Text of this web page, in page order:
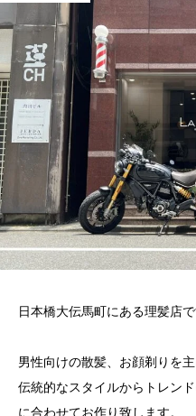
日本橋大伝馬町にある理髪店で
男性向けの散髪、お顔剃りを
伝統的なスタイルからトレン
に合わせてお作り致します。